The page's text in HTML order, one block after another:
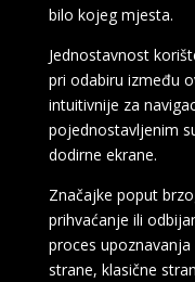
bilo kojeg mjesta.
Jednostavnost
pri odabiru između
intuitivnije za
pojednostavljenim
dodirne ekrane.
Značajke poput
prihvaćanje ili
proces upoznavanja
strane, klasične